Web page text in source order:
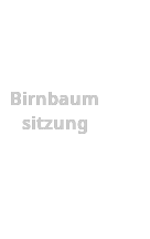
Birnbaum
sitzung